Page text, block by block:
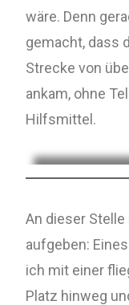
wäre. Denn
gemacht, dass
Strecke von
ankam, ohne
Hilfsmittel.
An dieser
aufgeben:
ich mit einer
Platz hinweg